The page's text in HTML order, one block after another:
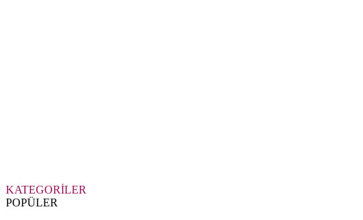
KATEGORİLER
POPÜLER